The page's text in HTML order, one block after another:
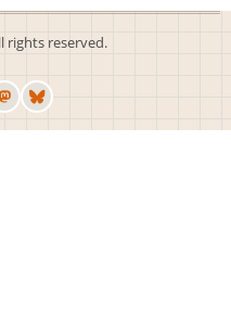
rights reserved.